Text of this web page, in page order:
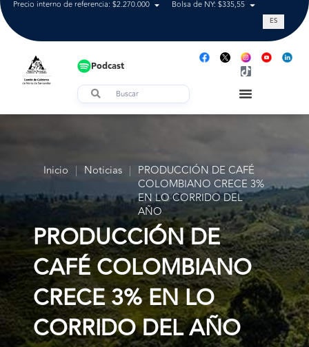
Precio interno de referencia: $2.270.000 Bolsa de NY: $335,55 Tasa de
ES
Podcast
Inicio | Noticias | PRODUCCIÓN DE CAFÉ
COLOMBIANO CRECE 3%
EN LO CORRIDO DEL
AÑO
PRODUCCIÓN DE
CAFÉ COLOMBIANO
CRECE 3% EN LO
CORRIDO DEL AÑO